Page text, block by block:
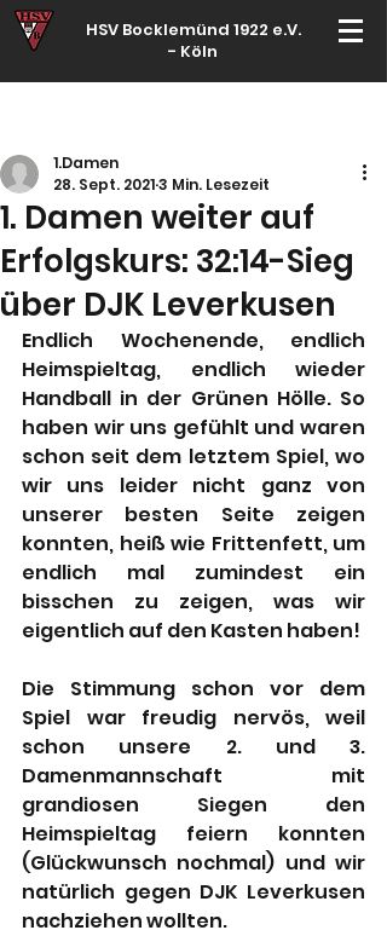
HSV Bocklemünd 1922 e.V.
- Köln
1. Damen weiter auf
Erfolgskurs: 32:14-Sieg
über DJK Leverkusen
1.Damen
28. Sept. 20213 Min. Lesezeit
Endlich Wochenende, endlich
Heimspieltag, endlich wieder
Handball in der Grünen Hölle. So
haben wir uns gefühlt und waren
schon seit dem letztem Spiel, wo
wir uns leider nicht ganz von
unserer besten Seite zeigen
konnten, heiß wie Frittenfett, um
endlich mal zumindest ein
bisschen zu zeigen, was wir
eigentlich auf den Kasten haben!
Die Stimmung schon vor dem
Spiel war freudig nervös, weil
schon unsere 2. und 3.
Damenmannschaft mit
grandiosen Siegen den
Heimspieltag feiern konnten
(Glückwunsch nochmal) und wir
natürlich gegen DJK Leverkusen
nachziehen wollten.